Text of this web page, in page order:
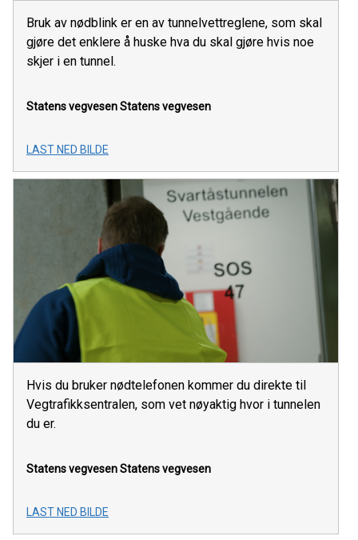
Bruk av nødblink er en av tunnelvettreglene, som skal
gjøre det enklere å huske hva du skal gjøre hvis noe
skjer i en tunnel.
Statens vegvesenStatens vegvesen
LAST NED BILDE
Hvis du bruker nødtelefonen kommer du direkte til
Vegtrafikksentralen, som vet nøyaktig hvor i tunnelen
du er.
Statens vegvesenStatens vegvesen
LAST NED BILDE